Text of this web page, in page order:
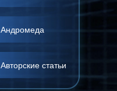
Андромеда
Авторские статьи